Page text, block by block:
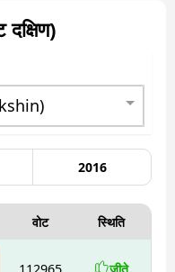
दक्षिण)
2016
वोट स्थिति